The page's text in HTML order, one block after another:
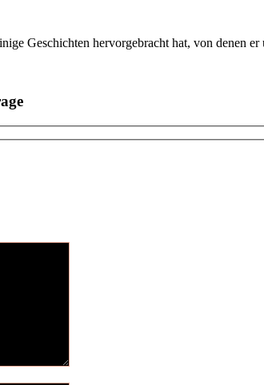
Geschichten hervorgebracht hat, von denen